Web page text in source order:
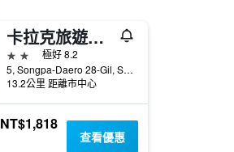
卡拉克旅遊酒店
2星級
極好 8.2
5, Songpa-Daero 28-Gil, Songpa-gu, 首爾, 韓國
13.2公里 距離市中心
NT$1,818
查看優惠